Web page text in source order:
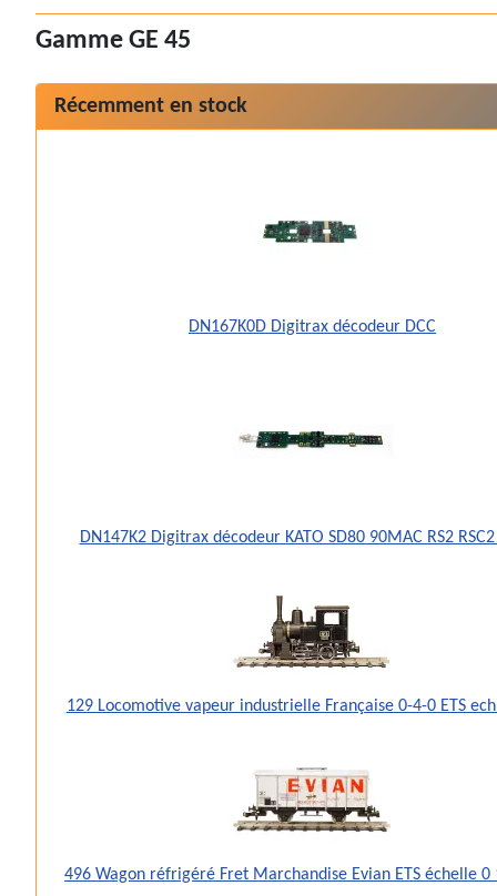
Gamme GE 45
Récemment en stock
DN167K0D Digitrax décodeur DCC
DN147K2 Digitrax décodeur KATO SD80 90MAC RS2 RSC2
129 Locomotive vapeur industrielle Française 0-4-0 ETS
496 Wagon réfrigéré Fret Marchandise Evian ETS échelle 0